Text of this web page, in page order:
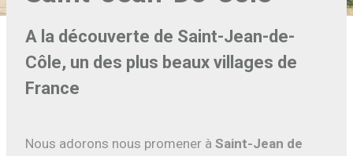
A la découverte de Saint-Jean-de-
Côle, un des plus beaux villages de
France
Nous adorons nous promener à Saint-Jean de